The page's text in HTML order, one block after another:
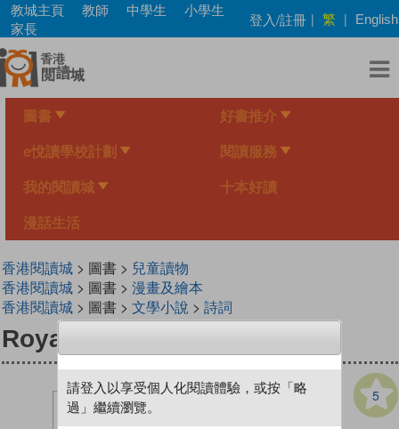
Skip
main
content
教城主頁 教師 中學生
小學生
家長
登入/註冊 | 繁 | English
圖書 好書推介
e悅讀學校計劃 閱讀服務
我的閱讀城 十本好讀
漫話生活
香港閱讀城> 圖書 > 兒童讀物
香港閱讀城> 圖書 > 漫畫及繪本
香港閱讀城> 圖書 > 文學小說 > 詩詞
Royal Rap
5
請登入以享受個人化閱讀體驗，或按「略
過」繼續瀏覽。